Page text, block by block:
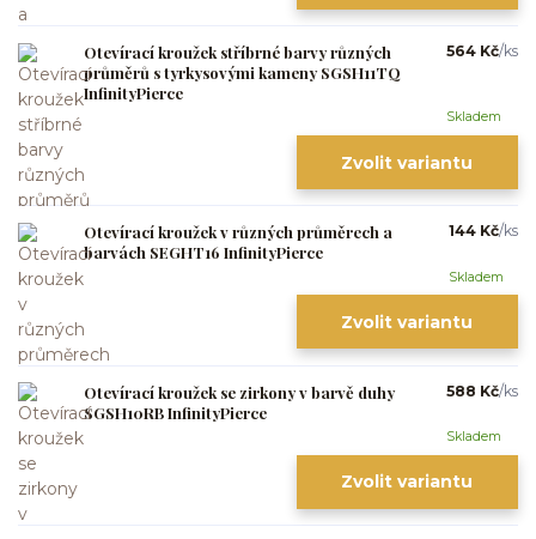
Otevírací kroužek stříbrné barvy různých
průměrů s tyrkysovými kameny SGSH11TQ
InfinityPierce
564 Kč/ks
Skladem
Zvolit variantu
Otevírací kroužek v různých průměrech a
barvách SEGHT16 InfinityPierce
144 Kč/ks
Skladem
Zvolit variantu
Otevírací kroužek se zirkony v barvě duhy
SGSH10RB InfinityPierce
588 Kč/ks
Skladem
Zvolit variantu